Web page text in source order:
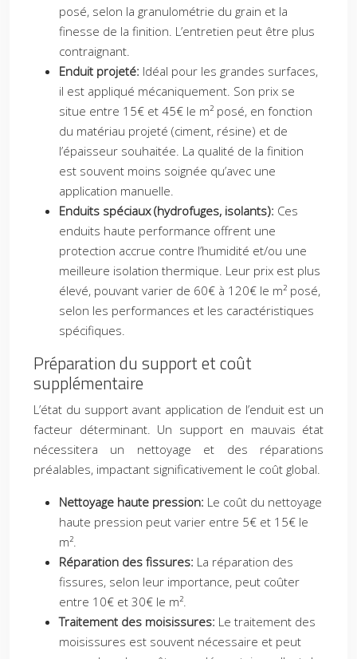
posé, selon la granulométrie du grain et la
finesse de la finition. L’entretien peut être plus
contraignant.
Enduit projeté: Idéal pour les grandes surfaces,
il est appliqué mécaniquement. Son prix se
situe entre 15€ et 45€ le m² posé, en fonction
du matériau projeté (ciment, résine) et de
l’épaisseur souhaitée. La qualité de la finition
est souvent moins soignée qu’avec une
application manuelle.
Enduits spéciaux (hydrofuges, isolants): Ces
enduits haute performance offrent une
protection accrue contre l’humidité et/ou une
meilleure isolation thermique. Leur prix est plus
élevé, pouvant varier de 60€ à 120€ le m² posé,
selon les performances et les caractéristiques
spécifiques.
Préparation du support et coût
supplémentaire
L’état du support avant application de l’enduit est un
facteur déterminant. Un support en mauvais état
nécessitera un nettoyage et des réparations
préalables, impactant significativement le coût global.
Nettoyage haute pression: Le coût du nettoyage
haute pression peut varier entre 5€ et 15€ le
m².
Réparation des fissures: La réparation des
fissures, selon leur importance, peut coûter
entre 10€ et 30€ le m².
Traitement des moisissures: Le traitement des
moisissures est souvent nécessaire et peut